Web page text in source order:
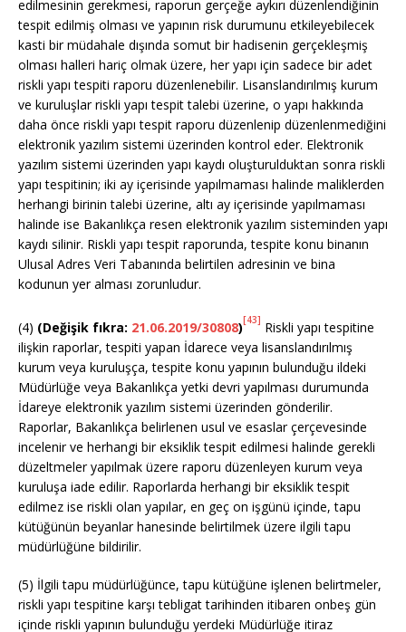
edilmesinin gerekmesi, raporun gerçeğe aykırı düzenlendiğinin
tespit edilmiş olması ve yapının risk durumunu etkileyebilecek
kasti bir müdahale dışında somut bir hadisenin gerçekleşmiş
olması halleri hariç olmak üzere, her yapı için sadece bir adet
riskli yapı tespiti raporu düzenlenebilir. Lisanslandırılmış kurum
ve kuruluşlar riskli yapı tespit talebi üzerine, o yapı hakkında
daha önce riskli yapı tespit raporu düzenlenip düzenlenmediğini
elektronik yazılım sistemi üzerinden kontrol eder. Elektronik
yazılım sistemi üzerinden yapı kaydı oluşturulduktan sonra riskli
yapı tespitinin; iki ay içerisinde yapılmaması halinde maliklerden
herhangi birinin talebi üzerine, altı ay içerisinde yapılmaması
halinde ise Bakanlıkça resen elektronik yazılım sisteminden yapı
kaydı silinir. Riskli yapı tespit raporunda, tespite konu binanın
Ulusal Adres Veri Tabanında belirtilen adresinin ve bina
kodunun yer alması zorunludur.
(4) (Değişik fıkra: 21.06.2019/30808)[43] Riskli yapı tespitine
ilişkin raporlar, tespiti yapan İdarece veya lisanslandırılmış
kurum veya kuruluşça, tespite konu yapının bulunduğu ildeki
Müdürlüğe veya Bakanlıkça yetki devri yapılması durumunda
İdareye elektronik yazılım sistemi üzerinden gönderilir.
Raporlar, Bakanlıkça belirlenen usul ve esaslar çerçevesinde
incelenir ve herhangi bir eksiklik tespit edilmesi halinde gerekli
düzeltmeler yapılmak üzere raporu düzenleyen kurum veya
kuruluşa iade edilir. Raporlarda herhangi bir eksiklik tespit
edilmez ise riskli olan yapılar, en geç on işgünü içinde, tapu
kütüğünün beyanlar hanesinde belirtilmek üzere ilgili tapu
müdürlüğüne bildirilir.
(5) İlgili tapu müdürlüğünce, tapu kütüğüne işlenen belirtmeler,
riskli yapı tespitine karşı tebligat tarihinden itibaren onbeş gün
içinde riskli yapının bulunduğu yerdeki Müdürlüğe itiraz